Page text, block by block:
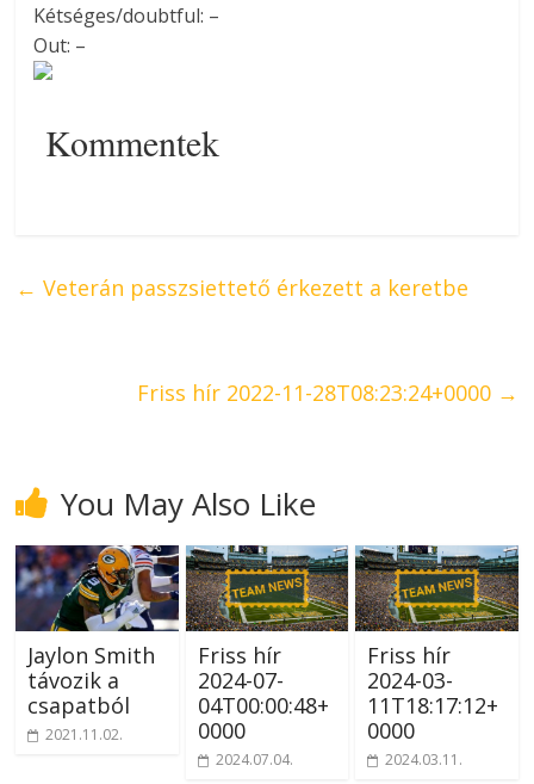
Kétséges/doubtful: –
Out: –
Kommentek
← Veterán passzsiettető érkezett a keretbe
Friss hír 2022-11-28T08:23:24+0000 →
You May Also Like
Jaylon Smith
távozik a
csapatból
2021.11.02.
Friss hír
2024-07-
04T00:00:48+
0000
2024.07.04.
Friss hír
2024-03-
11T18:17:12+
0000
2024.03.11.